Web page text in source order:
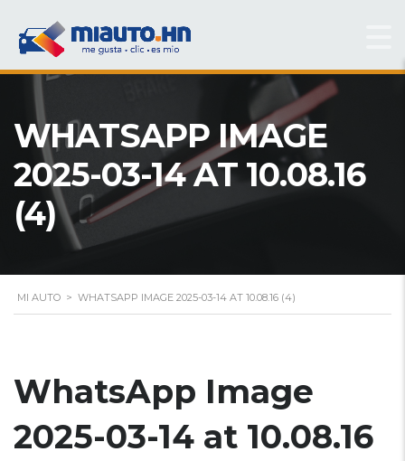
WHATSAPP IMAGE
2025-03-14 AT 10.08.16
(4)
MI AUTO > WHATSAPP IMAGE 2025-03-14 AT 10.08.16 (4)
WhatsApp Image
2025-03-14 at 10.08.16